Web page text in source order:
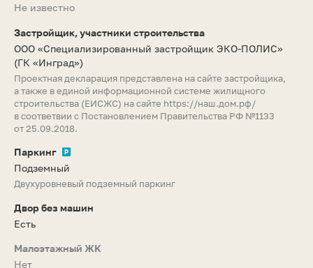
Не известно
Застройщик, участники строительства
ООО «Специализированный застройщик ЭКО-ПОЛИС»
(ГК «Инград»)
Проектная декларация представлена на сайте застройщика,
а также в единой информационной системе жилищного
строительства (ЕИСЖС) на сайте https://наш.дом.рф/
в соответвии с Постановлением Правительства РФ №1133
от 25.09.2018.
Паркинг
Подземный
Двухуровневый подземный паркинг
Двор без машин
Есть
Малоэтажный ЖК
Нет